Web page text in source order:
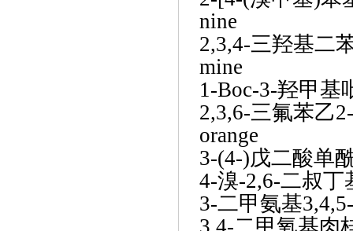
nine
2,3,4-三羟基二
mine
1-Boc-3-羟甲基
2,3,6-三氟苯乙
orange
3-(4-)戊二酸单
4-溴-2,6-二叔丁
3-二甲氨基
3,4-二甲氧基肉